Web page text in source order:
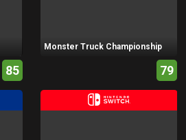
85
Monster Truck Championship
79